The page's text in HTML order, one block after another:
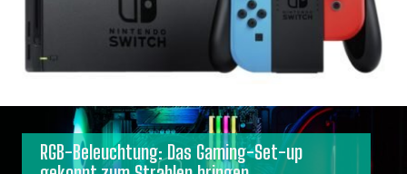
RGB-Beleuchtung: Das Gaming-Set-up